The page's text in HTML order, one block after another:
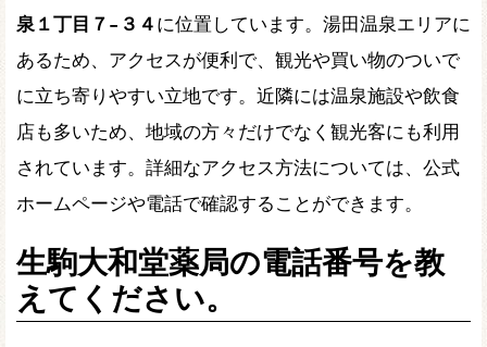
泉１丁目７−３４ に位置しています。湯田温泉エリアに
あるため、アクセスが便利で、観光や買い物のついで
に立ち寄りやすい立地です。近隣には温泉施設や飲食
店も多いため、地域の方々だけでなく観光客にも利用
されています。詳細なアクセス方法については、公式
ホームページや電話で確認することができます。
生駒大和堂薬局の電話番号を教
えてください。